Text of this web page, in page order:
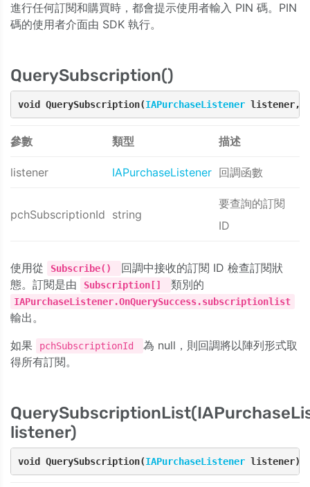
進行任何訂閱和購買時，都會提示使用者輸入 PIN 碼。PIN
碼的使用者介面由 SDK 執行。
QuerySubscription()
void QuerySubscription(IAPurchaseListener listener,
參數 類型 描述
listener IAPurchaseListener 回調函數
pchSubscriptionId string
要查詢的訂閱
ID
使用從 Subscribe()
回調中接收的訂閱 ID 檢查訂閱狀
態。訂閱是由
Subscription[] 類別的
IAPurchaseListener.OnQuerySuccess.subscriptionlist
輸出。
如果
pchSubscriptionId
為 null，則回調將以陣列形式取
得所有訂閱。
listener)
void QuerySubscription(IAPurchaseListener listener);